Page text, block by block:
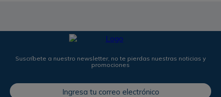
Suscríbete a nuestro newsletter, no te pierdas nuestras noticias y
promociones